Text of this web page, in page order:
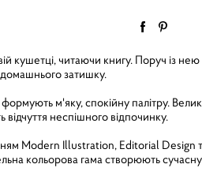
кушетці, читаючи книгу. Поруч із
затишку.
м'яку, спокійну палітру.
неспішного відпочинку.
Modern Illustration, Editorial
кольорова гама створюють